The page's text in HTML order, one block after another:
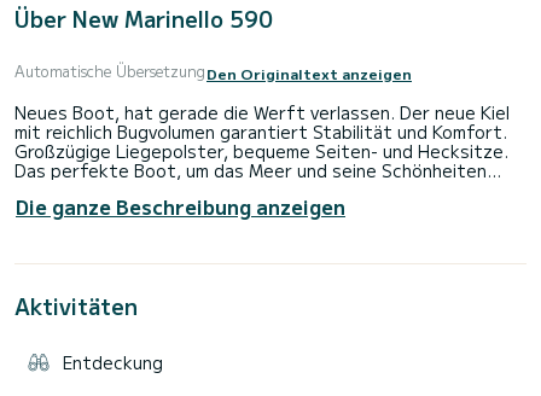
Über New Marinello 590
Automatische ÜbersetzungDen Originaltext anzeigen
Neues Boot, hat gerade die Werft verlassen. Der neue Kiel
mit reichlich Bugvolumen garantiert Stabilität und Komfort.
Großzügige Liegepolster, bequeme Seiten- und Hecksitze.
Das perfekte Boot, um das Meer und seine Schönheiten
vorhanden, darunter die Dusche und die Einstiegsleiter.
Unser Team geht gerne auf alle Wünsche ein. Wenn das Boot
Die ganze Beschreibung anzeigen
Aktivitäten
Entdeckung